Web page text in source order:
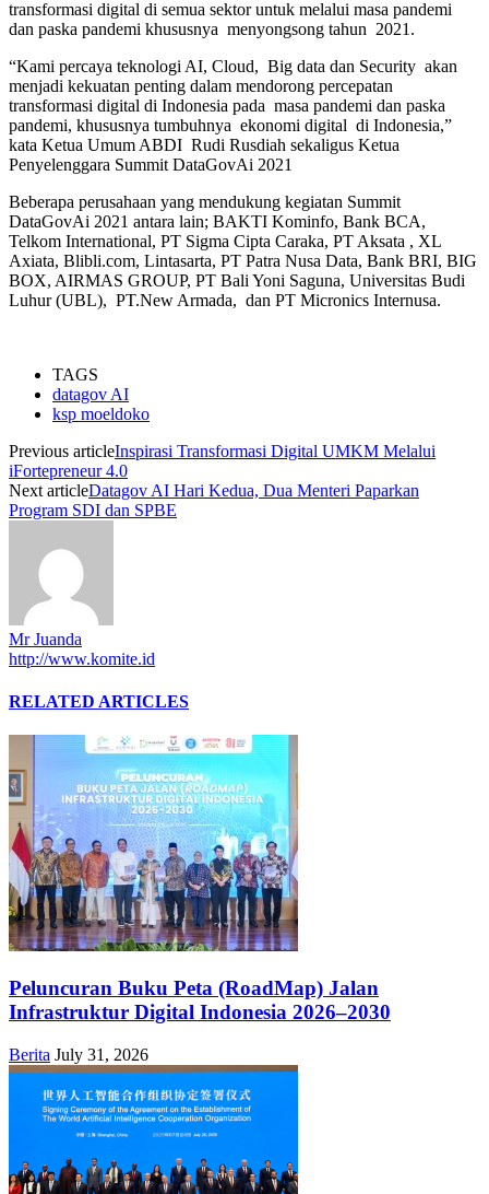
transformasi digital di semua sektor untuk melalui masa pandemi
dan paska pandemi khususnya menyongsong tahun 2021.
“Kami percaya teknologi AI, Cloud, Big data dan Security akan
menjadi kekuatan penting dalam mendorong percepatan
transformasi digital di Indonesia pada masa pandemi dan paska
pandemi, khususnya tumbuhnya ekonomi digital di Indonesia,”
kata Ketua Umum ABDI Rudi Rusdiah sekaligus Ketua
Penyelenggara Summit DataGovAi 2021
Beberapa perusahaan yang mendukung kegiatan Summit
DataGovAi 2021 antara lain; BAKTI Kominfo, Bank BCA,
Telkom International, PT Sigma Cipta Caraka, PT Aksata , XL
Axiata, Blibli.com, Lintasarta, PT Patra Nusa Data, Bank BRI, BIG
BOX, AIRMAS GROUP, PT Bali Yoni Saguna, Universitas Budi
Luhur (UBL), PT.New Armada, dan PT Micronics Internusa.
TAGS
datagov AI
ksp moeldoko
Previous articleInspirasi Transformasi Digital UMKM Melalui
iFortepreneur 4.0
Next articleDatagov AI Hari Kedua, Dua Menteri Paparkan
Program SDI dan SPBE
Mr Juanda
http://www.komite.id
RELATED ARTICLES
Peluncuran Buku Peta (RoadMap) Jalan
Infrastruktur Digital Indonesia 2026–2030
Berita July 31, 2026